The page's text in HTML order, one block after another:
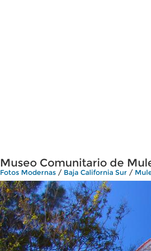
Museo Comunitario de
Fotos Modernas / Baja California Sur /